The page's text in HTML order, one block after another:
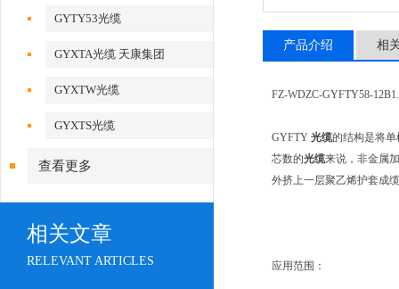
GYTY53光缆
GYXTA光缆 天康集团
GYXTW光缆
GYXTS光缆
查看更多
相关文章
RELEVANT ARTICLES
产品介绍 相
FZ-WDZC-GYFTY58-
GYFTY 光缆的结构是将
芯数的光缆来说，非金属
外挤上一层聚乙烯护套成
应用范围：